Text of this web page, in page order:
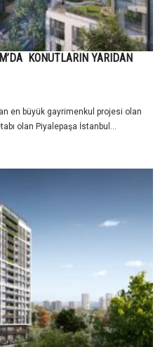
KONUTLARIN YARIDAN
en büyük gayrimenkul projesi olan
olan Piyalepaşa İstanbul...